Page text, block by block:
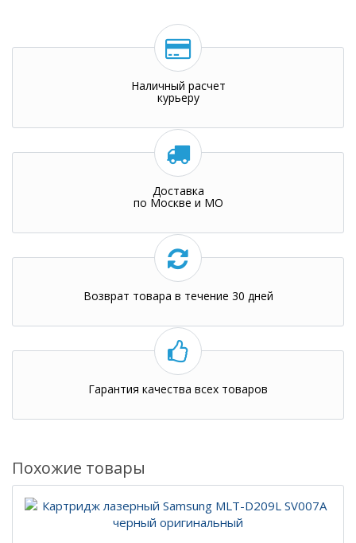
Наличный расчет
курьеру
Доставка
по Москве и МО
Возврат товара в течение 30 дней
Гарантия качества всех товаров
Похожие товары